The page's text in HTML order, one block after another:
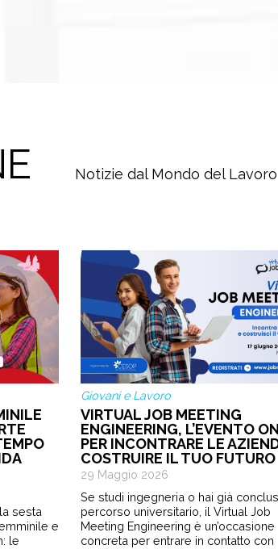
Notizie dal Mondo del Lavoro
sesta
e
le
Giovani e Lavoro
VIRTUAL JOB MEETING
ENGINEERING, L’EVENTO
PER INCONTRARE LE
COSTRUIRE IL TUO FUTURO
29 Maggio 2026
Se studi ingegneria o hai già
percorso universitario, il Virtual Job
Meeting Engineering è un’occasione
concreta per entrare in contatto con